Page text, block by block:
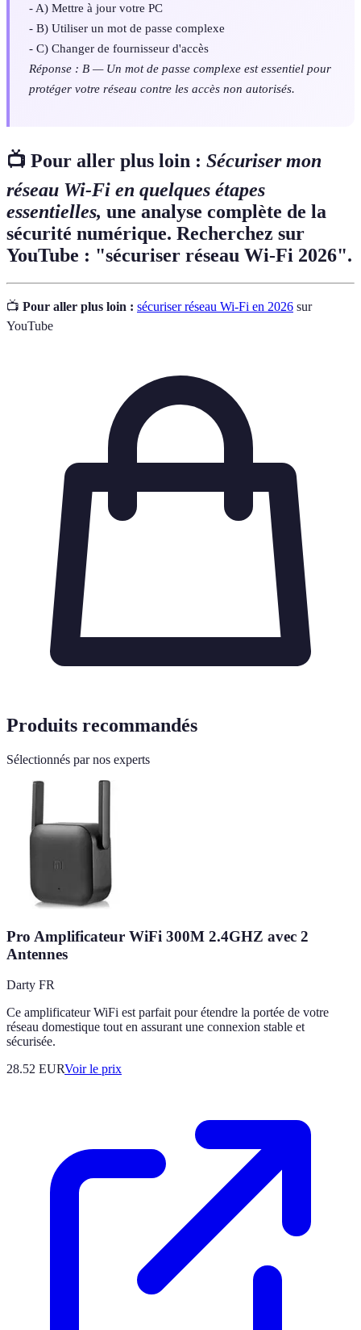
- A) Mettre à jour votre PC
- B) Utiliser un mot de passe complexe
- C) Changer de fournisseur d'accès
Réponse : B — Un mot de passe complexe est essentiel pour
protéger votre réseau contre les accès non autorisés.
📺 Pour aller plus loin : Sécuriser mon
réseau Wi-Fi en quelques étapes
essentielles, une analyse complète de la
sécurité numérique. Recherchez sur
YouTube : "sécuriser réseau Wi-Fi 2026".
📺 Pour aller plus loin : sécuriser réseau Wi-Fi en 2026 sur
YouTube
Produits recommandés
Sélectionnés par nos experts
Pro Amplificateur WiFi 300M 2.4GHZ avec 2
Antennes
Darty FR
Ce amplificateur WiFi est parfait pour étendre la portée de votre
réseau domestique tout en assurant une connexion stable et
sécurisée.
28.52 EURVoir le prix